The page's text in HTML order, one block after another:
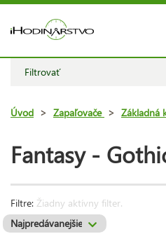
Filtrovať
Úvod > Zapaľovače > Základná
Fantasy -
Filtre: Žiadny aktívny filter.